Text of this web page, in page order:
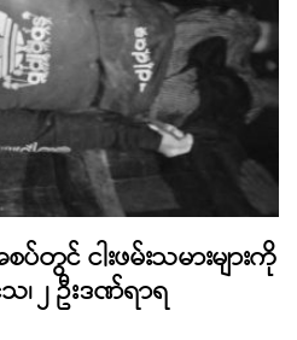
င် ငါးဖမ်းသမားများကို
၂ ဦးဒဏ်ရာရ